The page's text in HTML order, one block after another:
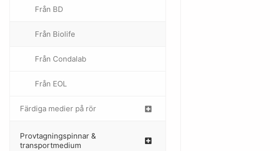
Från BD
Från Biolife
–
Från Condalab
Från EOL
–
Färdiga medier på rör
–
Provtagningspinnar &
transportmedium
–